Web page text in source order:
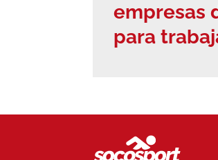
empresas
para